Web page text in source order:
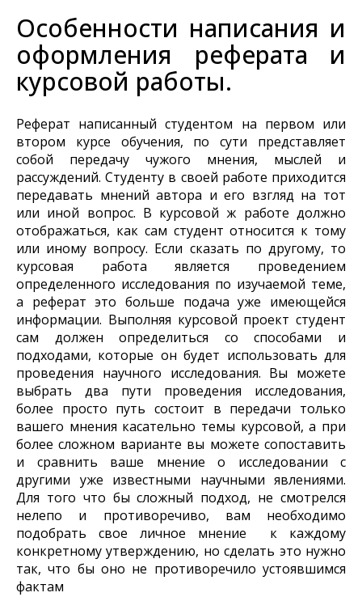
Особенности написания и
оформления реферата и
курсовой работы.
Реферат написанный студентом на первом или
втором курсе обучения, по сути представляет
собой передачу чужого мнения, мыслей и
рассуждений. Студенту в своей работе приходится
передавать мнений автора и его взгляд на тот
или иной вопрос. В курсовой ж работе должно
отображаться, как сам студент относится к тому
или иному вопросу. Если сказать по другому, то
курсовая работа является проведением
определенного исследования по изучаемой теме,
а реферат это больше подача уже имеющейся
информации. Выполняя курсовой проект студент
сам должен определиться со способами и
подходами, которые он будет использовать для
проведения научного исследования. Вы можете
выбрать два пути проведения исследования,
более просто путь состоит в передачи только
вашего мнения касательно темы курсовой, а при
более сложном варианте вы можете сопоставить
и сравнить ваше мнение о исследовании с
другими уже известными научными явлениями.
Для того что бы сложный подход, не смотрелся
нелепо и противоречиво, вам необходимо
подобрать свое личное мнение к каждому
конкретному утверждению, но сделать это нужно
так, что бы оно не противоречило устоявшимся
фактам